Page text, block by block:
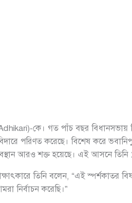
কে। গত পাঁচ বছর বিধানসভায়
পরিণত করেছে। বিশেষ করে
আরও শক্ত হয়েছে। এই আসনে তিনি
তিনি বলেন, “এই স্পর্শকাতর
নির্বাচন করেছি।”